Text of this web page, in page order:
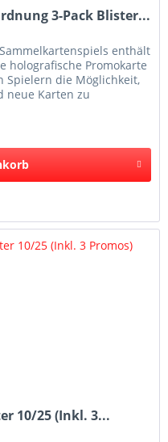
3-Pack Blister...
enthält
holografische Promokarte
Spielern die Möglichkeit,
neue Karten zu
10/25 (Inkl. 3...